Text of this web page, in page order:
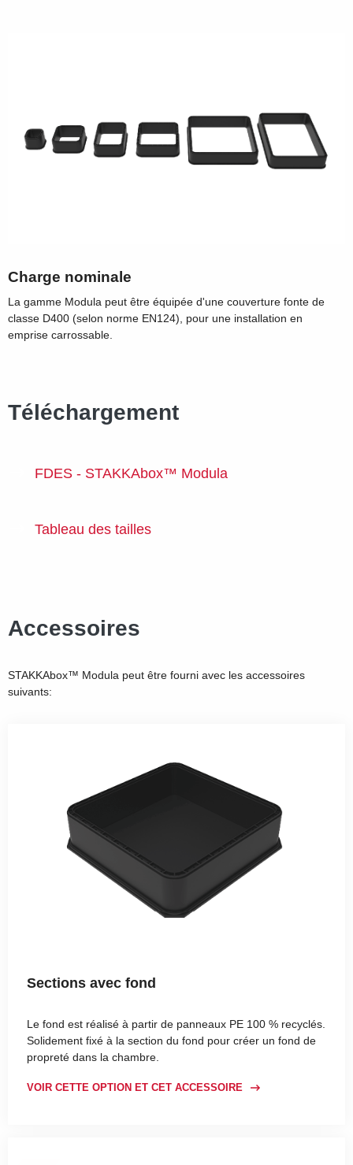
Charge nominale
La gamme Modula peut être équipée d'une couverture fonte de
classe D400 (selon norme EN124), pour une installation en
emprise carrossable.
Téléchargement
FDES - STAKKAbox™ Modula
Tableau des tailles
Accessoires
STAKKAbox™ Modula peut être fourni avec les accessoires
suivants:
Sections avec fond
Le fond est réalisé à partir de panneaux PE 100 % recyclés.
Solidement fixé à la section du fond pour créer un fond de
propreté dans la chambre.
VOIR CETTE OPTION ET CET ACCESSOIRE